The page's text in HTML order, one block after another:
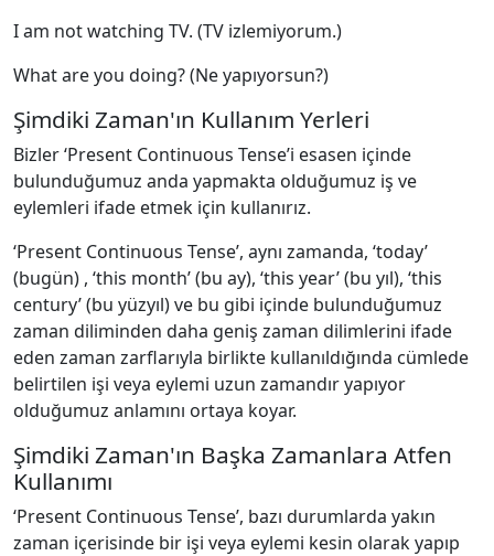
I am not watching TV. (TV izlemiyorum.)
What are you doing? (Ne yapıyorsun?)
Şimdiki Zaman'ın Kullanım Yerleri
Bizler ‘Present Continuous Tense’i esasen içinde
bulunduğumuz anda yapmakta olduğumuz iş ve
eylemleri ifade etmek için kullanırız.
‘Present Continuous Tense’, aynı zamanda, ‘today’
(bugün) , ‘this month’ (bu ay), ‘this year’ (bu yıl), ‘this
century’ (bu yüzyıl) ve bu gibi içinde bulunduğumuz
zaman diliminden daha geniş zaman dilimlerini ifade
eden zaman zarflarıyla birlikte kullanıldığında cümlede
belirtilen işi veya eylemi uzun zamandır yapıyor
olduğumuz anlamını ortaya koyar.
Şimdiki Zaman'ın Başka Zamanlara Atfen
Kullanımı
‘Present Continuous Tense’, bazı durumlarda yakın
zaman içerisinde bir işi veya eylemi kesin olarak yapıp